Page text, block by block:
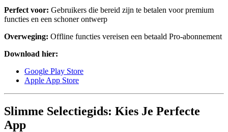
Perfect voor: Gebruikers die bereid zijn te betalen voor premium
functies en een schoner ontwerp
Overweging: Offline functies vereisen een betaald Pro-abonnement
Download hier:
Google Play Store
Apple App Store
Slimme Selectiegids: Kies Je Perfecte
App